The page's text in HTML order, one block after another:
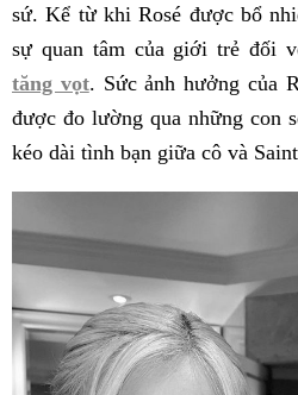
sứ. Kể từ khi Rosé được bổ
sự quan tâm của giới trẻ đối
tăng vọt. Sức ảnh hưởng của
được đo lường qua những con
kéo dài tình bạn giữa cô và